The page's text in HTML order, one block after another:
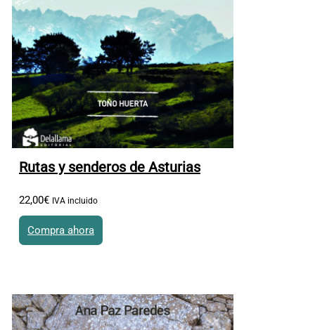
Rutas y senderos de Asturias
22,00€ IVA incluido
Compra ahora